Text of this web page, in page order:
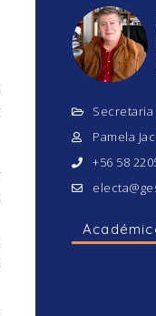
Secretaria
Pamela
+56 58